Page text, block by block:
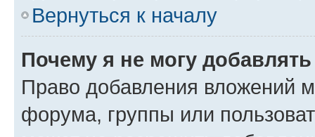
Вернуться к началу
Почему я не могу
Право добавления вложений
форума, группы или